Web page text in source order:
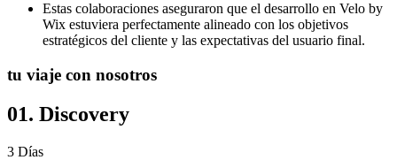
Estas colaboraciones aseguraron que el desarrollo en Velo by
Wix estuviera perfectamente alineado con los objetivos
estratégicos del cliente y las expectativas del usuario final.
tu viaje con nosotros
01. Discovery
3 Días